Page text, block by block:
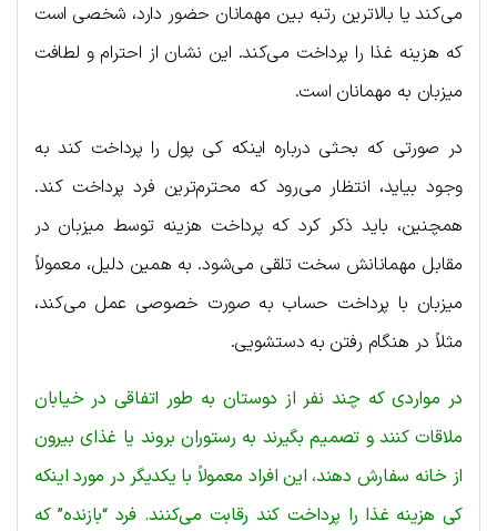
می‌کند یا بالاترین رتبه بین مهمانان حضور دارد، شخصی است
که هزینه غذا را پرداخت می‌کند. این نشان از احترام و لطافت
میزبان به مهمانان است.
در صورتی که بحثی درباره اینکه کی پول را پرداخت کند به
وجود بیاید، انتظار می‌رود که محترم‌ترین فرد پرداخت کند.
همچنین، باید ذکر کرد که پرداخت هزینه توسط میزبان در
مقابل مهمانانش سخت تلقی می‌شود. به همین دلیل، معمولاً
میزبان با پرداخت حساب به صورت خصوصی عمل می‌کند،
مثلاً در هنگام رفتن به دستشویی.
در مواردی که چند نفر از دوستان به طور اتفاقی در خیابان
ملاقات کنند و تصمیم بگیرند به رستوران بروند یا غذای بیرون
از خانه سفارش دهند، این افراد معمولاً با یکدیگر در مورد اینکه
کی هزینه غذا را پرداخت کند رقابت می‌کنند. فرد “بازنده” که